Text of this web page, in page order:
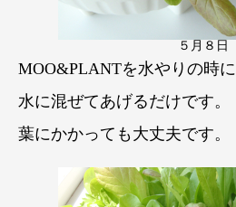
５月８日
MOO&PLANTを水やりの時に
水に混ぜてあげるだけです。
葉にかかっても大丈夫です。